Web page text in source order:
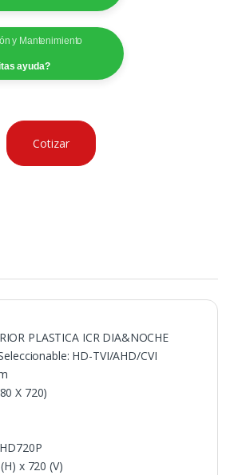
y Mantenimiento
ayuda?
Cotizar
PLASTICA ICR DIA&NOCHE
HD-TVI/AHD/CVI
X 720)
x 720 (V)